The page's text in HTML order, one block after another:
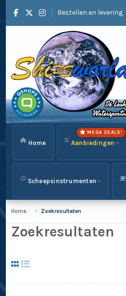
Bestellen en levering
Home Aanbiedingen
MEGA DEALS!
Scheepsinstrumenten
Home Zoekresultaten
Zoekresultaten